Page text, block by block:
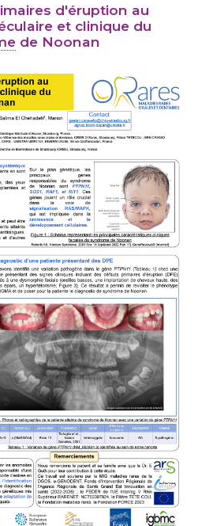
d'éruption au
et clinique du
de Noonan